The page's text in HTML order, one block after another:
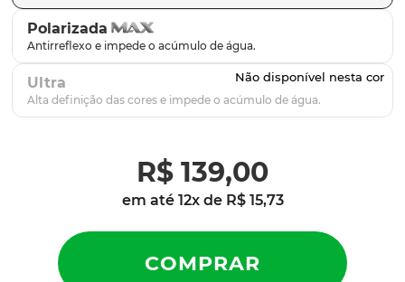
Polarizada
Ultra
R$ 139,00
em até 12x de R$ 15,73